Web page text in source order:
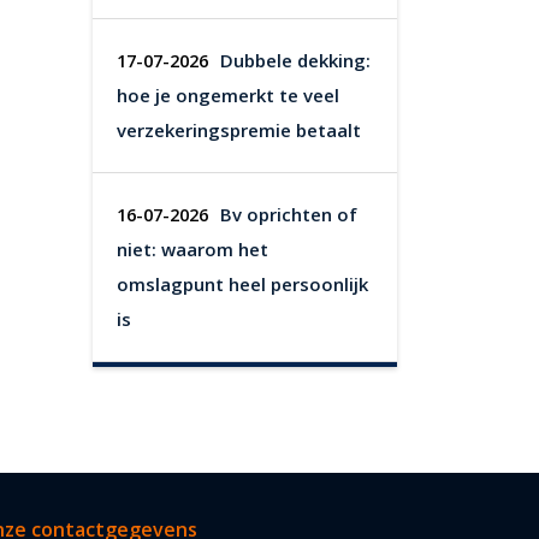
17-07-2026 Dubbele dekking:
hoe je ongemerkt te veel
verzekeringspremie betaalt
16-07-2026 Bv oprichten of
niet: waarom het
omslagpunt heel persoonlijk
is
contactgegevens